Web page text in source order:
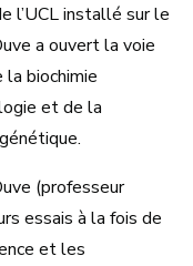
l’UCL installé sur le
a ouvert la voie
biochimie
et de la
(professeur
essais à la fois de
et les